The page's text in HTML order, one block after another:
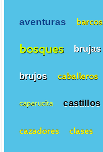
aventuras barcos
bosques brujas
brujos caballeros
caperucita castillos
cazadores clases